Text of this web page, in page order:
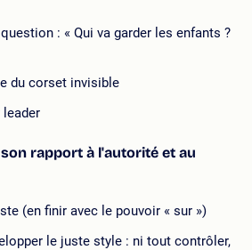
: « Qui va garder les enfants ?
du corset invisible
leader
rapport à l'autorité et au
(en finir avec le pouvoir « sur »)
le juste style : ni tout contrôler,